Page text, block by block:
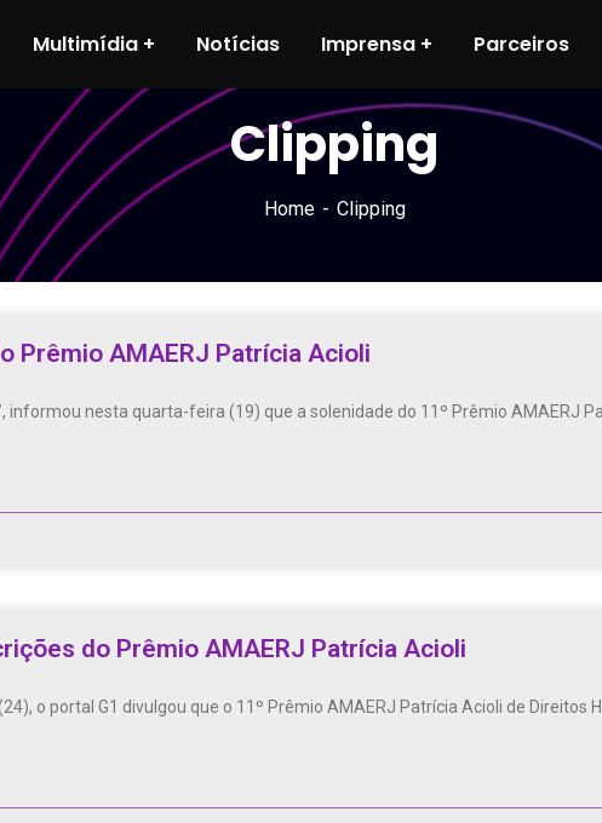
Multimídia Notícias Imprensa Parceiros
Clipping
Home Clipping
Prêmio AMAERJ Patrícia Acioli
informou nesta quarta-feira (19) que a solenidade do 11º Prêmio AMAERJ
do Prêmio AMAERJ Patrícia Acioli
o portal G1 divulgou que o 11º Prêmio AMAERJ Patrícia Acioli de